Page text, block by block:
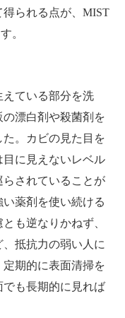
得られる点が、MIST
。
ている部分を洗
漂白剤や殺菌剤を
。カビの見た目を
に見えないレベル
されていることが
薬剤を使い続ける
も逆なりかねず、
抵抗力の弱い人に
期的に表面清掃を
も長期的に見れば